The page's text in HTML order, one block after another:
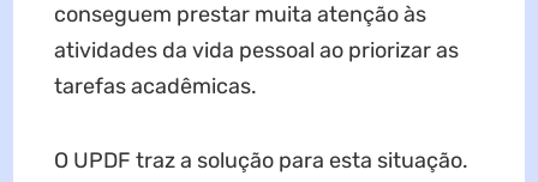
conseguem prestar muita atenção às
atividades da vida pessoal ao priorizar as
tarefas acadêmicas.
O UPDF traz a solução para esta situação.